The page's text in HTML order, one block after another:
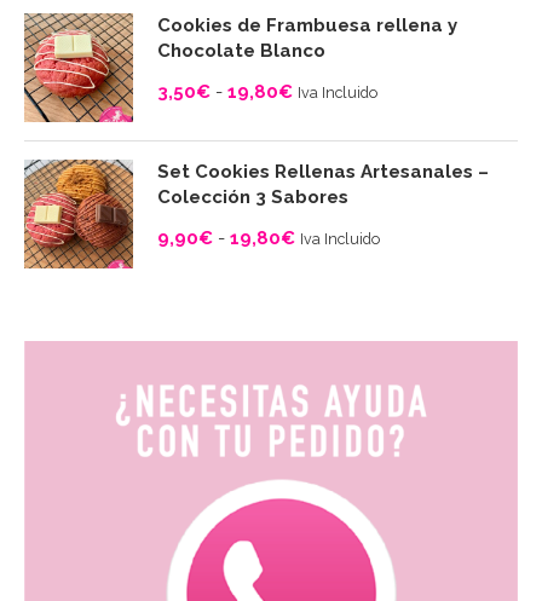
precios:
desde
3,50€
hasta
Cookies de Frambuesa rellena y
Chocolate Blanco
3,50€ - 19,80€
Rango
precios:
desde
3,50€
hasta
Iva Incluido
Set Cookies Rellenas Artesanales –
Colección 3 Sabores
9,90€ - 19,80€
Rango
Iva Incluido